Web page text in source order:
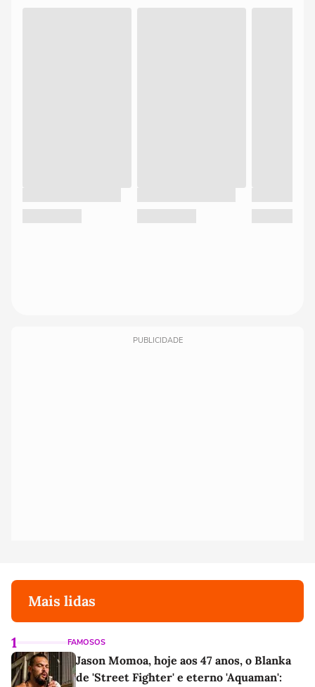
PUBLICIDADE
Mais lidas
1 FAMOSOS
Jason Momoa, hoje aos 47 anos, o Blanka
de 'Street Fighter' e eterno 'Aquaman':